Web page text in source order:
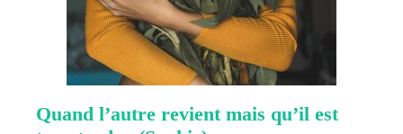
Quand l’autre revient mais qu’il est